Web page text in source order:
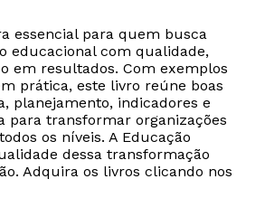
essencial para quem busca
educacional com qualidade,
em resultados. Com exemplos
prática, este livro reúne boas
planejamento, indicadores e
para transformar organizações
os níveis. A Educação
dessa transformação
Adquira os livros clicando nos